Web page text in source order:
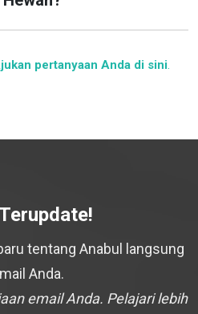
pertanyaan Anda di sini.
tentang Anabul langsung
Anda.
email Anda. Pelajari lebih